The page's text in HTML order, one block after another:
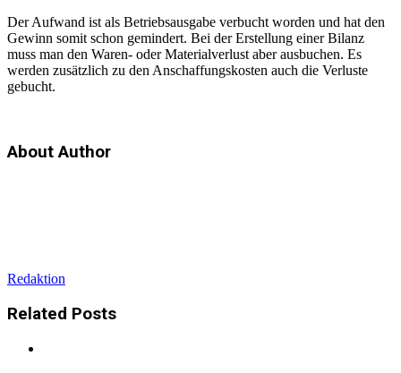
Der Aufwand ist als Betriebsausgabe verbucht worden und hat den
Gewinn somit schon gemindert. Bei der Erstellung einer Bilanz
muss man den Waren- oder Materialverlust aber ausbuchen. Es
werden zusätzlich zu den Anschaffungskosten auch die Verluste
gebucht.
About Author
Redaktion
Related Posts